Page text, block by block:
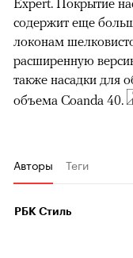
содержит еще
локонам
расширенную
также насадки для
объема Coanda 40.
Авторы Теги
РБК Стиль